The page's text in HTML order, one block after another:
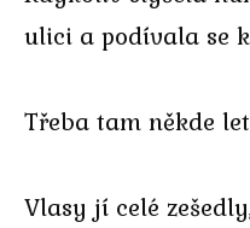
ulici a podívala se
Třeba tam někde
Vlasy jí celé